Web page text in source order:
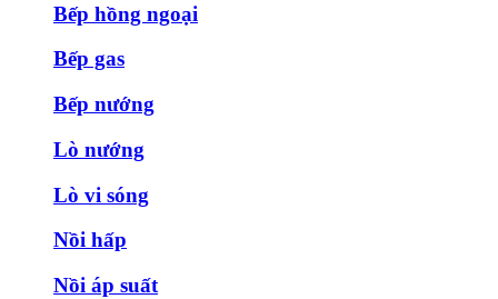
Bếp hồng ngoại
Bếp gas
Bếp nướng
Lò nướng
Lò vi sóng
Nồi hấp
Nồi áp suất